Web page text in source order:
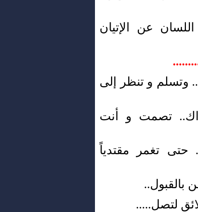
عن الإتيان
وتسلم و تنظر إلى
تصمت و أنت
تغمر مقتدياً
بالقبول..
لتصل.....